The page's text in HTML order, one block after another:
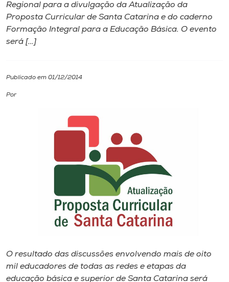
I.nova
Diplomados
Unoesc
Store
Regional para a divulgação da Atualização da
Proposta Curricular de Santa Catarina e do caderno
Formação Integral para a Educação Básica. O evento
será […]
Publicado em 01/12/2014
Por
O resultado das discussões envolvendo mais de oito
mil educadores de todas as redes e etapas da
educação básica e superior de Santa Catarina será